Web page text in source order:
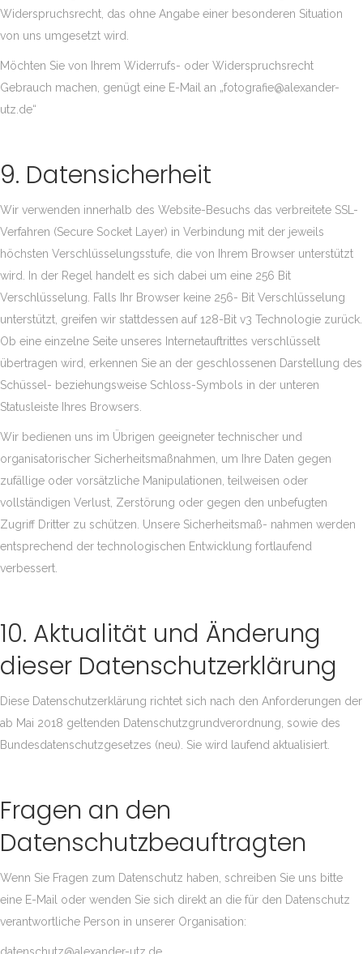
Widerspruchsrecht, das ohne Angabe einer besonderen Situation
von uns umgesetzt wird.
Möchten Sie von Ihrem Widerrufs- oder Widerspruchsrecht
Gebrauch machen, genügt eine E-Mail an „fotografie@alexander-
utz.de“
9. Datensicherheit
Wir verwenden innerhalb des Website-Besuchs das verbreitete SSL-
Verfahren (Secure Socket Layer) in Verbindung mit der jeweils
höchsten Verschlüsselungsstufe, die von Ihrem Browser unterstützt
wird. In der Regel handelt es sich dabei um eine 256 Bit
Verschlüsselung. Falls Ihr Browser keine 256- Bit Verschlüsselung
unterstützt, greifen wir stattdessen auf 128-Bit v3 Technologie zurück.
Ob eine einzelne Seite unseres Internetauftrittes verschlüsselt
übertragen wird, erkennen Sie an der geschlossenen Darstellung des
Schüssel- beziehungsweise Schloss-Symbols in der unteren
Statusleiste Ihres Browsers.
Wir bedienen uns im Übrigen geeigneter technischer und
organisatorischer Sicherheitsmaßnahmen, um Ihre Daten gegen
zufällige oder vorsätzliche Manipulationen, teilweisen oder
vollständigen Verlust, Zerstörung oder gegen den unbefugten
Zugriff Dritter zu schützen. Unsere Sicherheitsmaß- nahmen werden
entsprechend der technologischen Entwicklung fortlaufend
verbessert.
10. Aktualität und Änderung
dieser Datenschutzerklärung
Diese Datenschutzerklärung richtet sich nach den Anforderungen der
ab Mai 2018 geltenden Datenschutzgrundverordnung, sowie des
Bundesdatenschutzgesetzes (neu). Sie wird laufend aktualisiert.
Fragen an den
Datenschutzbeauftragten
Wenn Sie Fragen zum Datenschutz haben, schreiben Sie uns bitte
eine E-Mail oder wenden Sie sich direkt an die für den Datenschutz
verantwortliche Person in unserer Organisation: